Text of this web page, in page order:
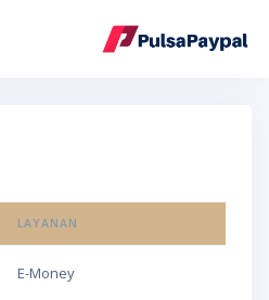
LAYANAN
E-Money